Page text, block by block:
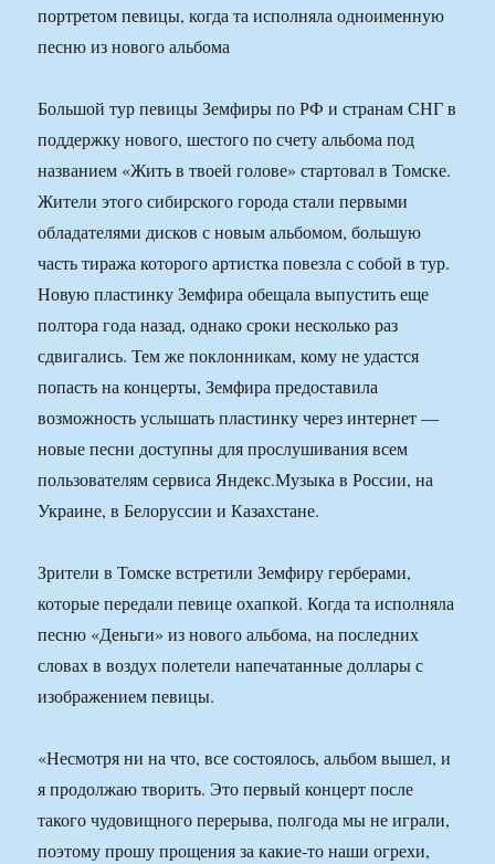
портретом певицы, когда та исполняла одноименную
песню из нового альбома
Большой тур певицы Земфиры по РФ и странам СНГ в
поддержку нового, шестого по счету альбома под
названием «Жить в твоей голове» стартовал в Томске.
Жители этого сибирского города стали первыми
обладателями дисков с новым альбомом, большую
часть тиража которого артистка повезла с собой в тур.
Новую пластинку Земфира обещала выпустить еще
полтора года назад, однако сроки несколько раз
сдвигались. Тем же поклонникам, кому не удастся
попасть на концерты, Земфира предоставила
возможность услышать пластинку через интернет —
новые песни доступны для прослушивания всем
пользователям сервиса Яндекс.Музыка в России, на
Украине, в Белоруссии и Казахстане.
Зрители в Томске встретили Земфиру герберами,
которые передали певице охапкой. Когда та исполняла
песню «Деньги» из нового альбома, на последних
словах в воздух полетели напечатанные доллары с
изображением певицы.
«Несмотря ни на что, все состоялось, альбом вышел, и
я продолжаю творить. Это первый концерт после
такого чудовищного перерыва, полгода мы не играли,
поэтому прошу прощения за какие-то наши огрехи,